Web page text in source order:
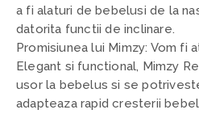
a fi alaturi de bebelusi de la
datorita functii de inclinare.
Promisiunea lui Mimzy: Vom fi
Elegant si functional, Mimzy
usor la bebelus si se
adapteaza rapid cresterii